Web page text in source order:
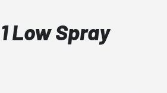
Low Spray